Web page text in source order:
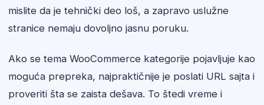
mislite da je tehnički deo loš, a zapravo uslužne
stranice nemaju dovoljno jasnu poruku.
Ako se tema WooCommerce kategorije pojavljuje kao
moguća prepreka, najpraktičnije je poslati URL sajta i
proveriti šta se zaista dešava. To štedi vreme i